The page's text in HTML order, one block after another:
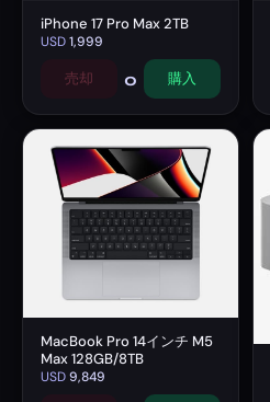
iPhone 17 Pro Max 2TB
USD1,999
売却 0 購入
MacBook Pro 14インチ M5
Max 128GB/8TB
USD9,849